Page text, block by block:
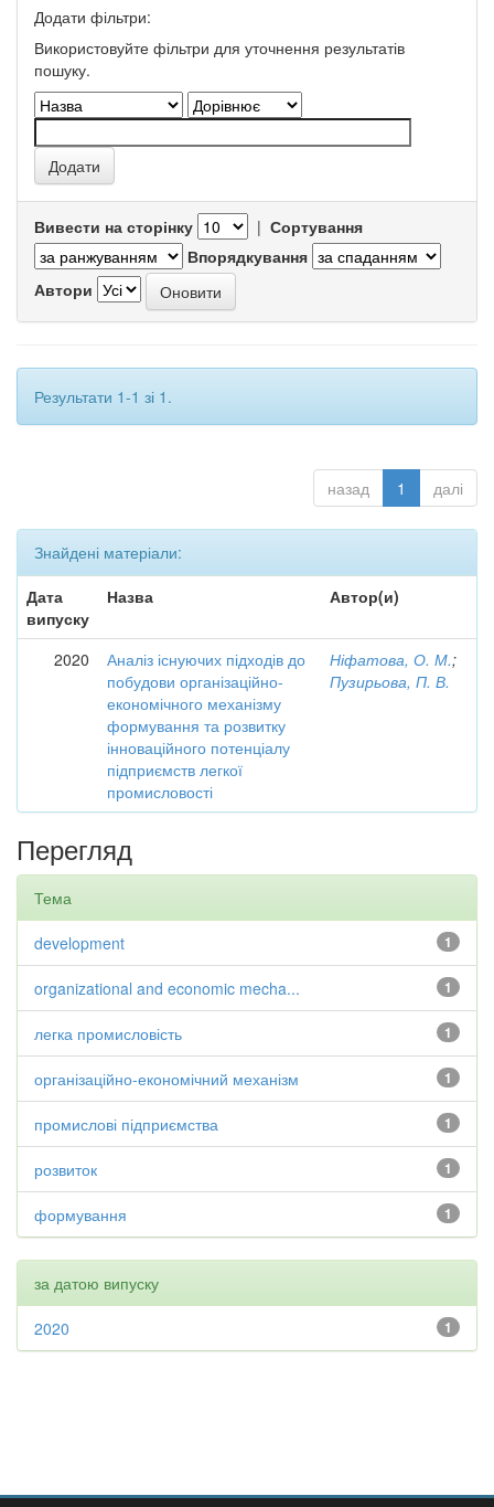
Додати фільтри:
Використовуйте фільтри для уточнення результатів
пошуку.
Вивести на сторінку | Сортування
Впорядкування
Автори
Результати 1-1 зі 1.
назад 1 далі
Знайдені матеріали:
Дата
випуску
Назва Автор(и)
2020
Аналіз існуючих підходів до
побудови організаційно-
економічного механізму
формування та розвитку
інноваційного потенціалу
підприємств легкої
промисловості
Ніфатова, О. М.;
Пузирьова, П. В.
Перегляд
Тема
1
development
1
organizational and economic mecha...
1
легка промисловість
1
організаційно-економічний механізм
1
промислові підприємства
1
розвиток
1
формування
за датою випуску
1
2020